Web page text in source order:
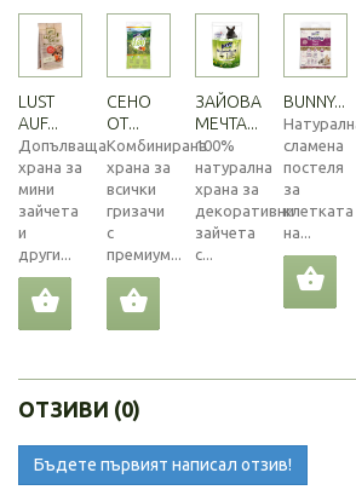
LUST
AUF...
Допълваща
храна за
мини
зайчета
и
други...
СЕНО
ОТ...
Комбинирана
храна за
всички
гризачи
с
премиум...
ЗАЙОВА
МЕЧТА...
100%
натурална
храна за
декоративни
зайчета
с...
BUNNY...
сламена
постеля
за
клетката
на...
ОТЗИВИ (0)
Бъдете първият написал отзив!